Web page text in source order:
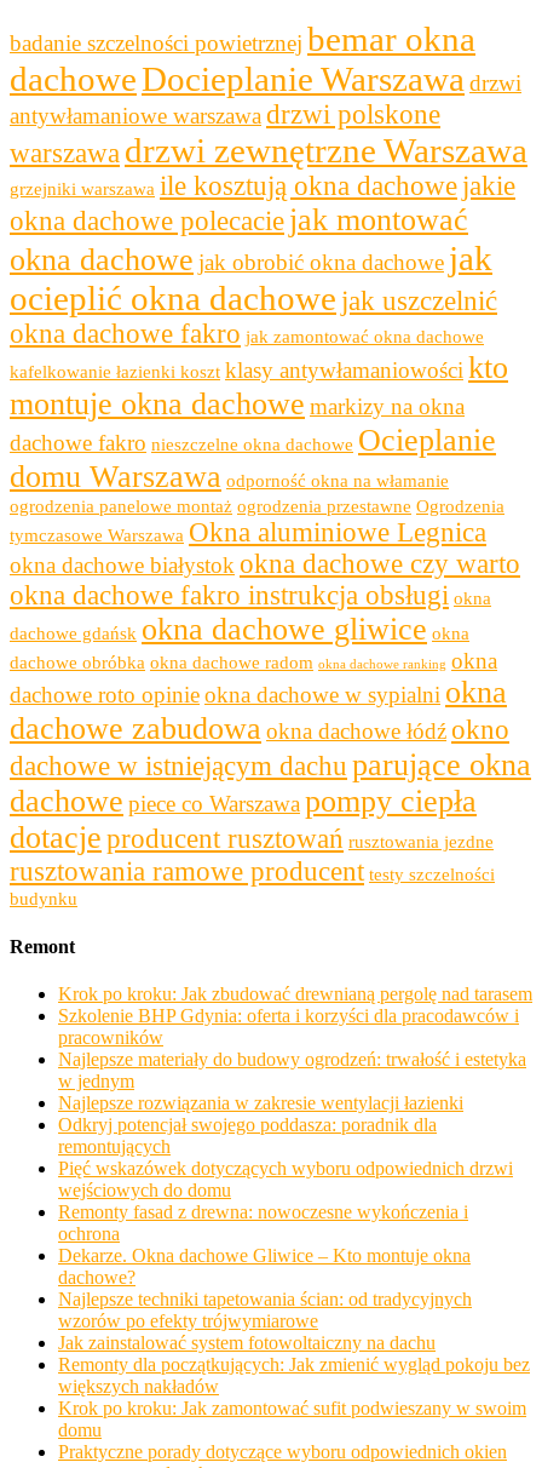
badanie szczelności powietrznej bemar okna
dachoweDocieplanie Warszawa drzwi
antywłamaniowe warszawadrzwi polskone
warszawa drzwi zewnętrzne Warszawa
grzejniki warszawa ile kosztują okna dachowe jakie
okna dachowe polecacie jak montować
okna dachowe jak obrobić okna dachowe jak
ocieplić okna dachowe jak uszczelnić
okna dachowe fakro jak zamontować okna dachowe
kafelkowanie łazienki koszt klasy antywłamaniowościkto
montuje okna dachowe markizy na okna
dachowe fakro nieszczelne okna dachowe Ocieplanie
domu Warszawa odporność okna na włamanie
ogrodzenia panelowe montaż ogrodzenia przestawne Ogrodzenia
tymczasowe Warszawa Okna aluminiowe Legnica
okna dachowe białystokokna dachowe czy warto
okna dachowe fakro instrukcja obsługi okna
dachowe gdańsk okna dachowe gliwice okna
dachowe obróbka okna dachowe radom okna dachowe ranking okna
dachowe roto opinieokna dachowe w sypialni okna
dachowe zabudowaokna dachowe łódźokno
dachowe w istniejącym dachu parujące okna
dachowe piece co Warszawapompy ciepła
dotacje producent rusztowań rusztowania jezdne
rusztowania ramowe producent testy szczelności
budynku
Remont
Krok po kroku: Jak zbudować drewnianą pergolę nad tarasem
Szkolenie BHP Gdynia: oferta i korzyści dla pracodawców i
pracowników
Najlepsze materiały do budowy ogrodzeń: trwałość i estetyka
w jednym
Najlepsze rozwiązania w zakresie wentylacji łazienki
Odkryj potencjał swojego poddasza: poradnik dla
remontujących
Pięć wskazówek dotyczących wyboru odpowiednich drzwi
wejściowych do domu
Remonty fasad z drewna: nowoczesne wykończenia i
ochrona
Dekarze. Okna dachowe Gliwice – Kto montuje okna
dachowe?
Najlepsze techniki tapetowania ścian: od tradycyjnych
wzorów po efekty trójwymiarowe
Jak zainstalować system fotowoltaiczny na dachu
Remonty dla początkujących: Jak zmienić wygląd pokoju bez
większych nakładów
Krok po kroku: Jak zamontować sufit podwieszany w swoim
domu
Praktyczne porady dotyczące wyboru odpowiednich okien